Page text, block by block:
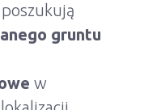
gruntu
w